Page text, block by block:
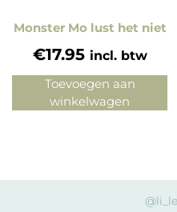
Monster Mo lust het niet
€17.95 incl. btw
Toevoegen aan
winkelwagen